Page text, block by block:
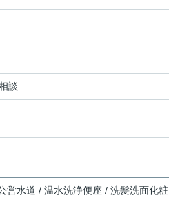
談
営水道 / 温水洗浄便座 / 洗髪洗面化粧